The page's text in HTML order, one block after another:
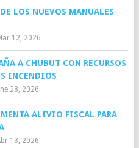
LOS NUEVOS MANUALES
12, 2026
A CHUBUT CON RECURSOS
INCENDIOS
28, 2026
ALIVIO FISCAL PARA
13, 2026